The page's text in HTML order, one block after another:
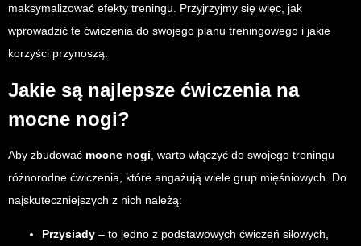
maksymalizować efekty treningu. Przyjrzyjmy się więc, jak
wprowadzić te ćwiczenia do swojego planu treningowego i jakie
korzyści przynoszą.
Jakie są najlepsze ćwiczenia na
mocne nogi?
Aby zbudować mocne nogi , warto włączyć do swojego treningu
różnorodne ćwiczenia, które angażują wiele grup mięśniowych. Do
najskuteczniejszych z nich należą:
Przysiady – to jedno z podstawowych ćwiczeń siłowych,